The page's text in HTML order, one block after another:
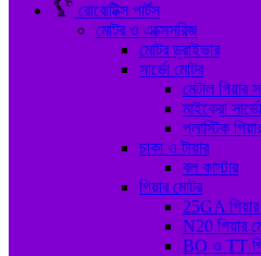
রোবোটিক্স পার্টস
মোটর ও এক্সেসরিজ
মোটর ড্রাইভার
সার্ভো মোটর
মেটাল গিয়ার
মাইক্রো
প্লাস্টিক
চাকা ও টায়ার
বল কাস্টার
গিয়ার মোটর
25GA
N20 গিয়ার
BO ও TT